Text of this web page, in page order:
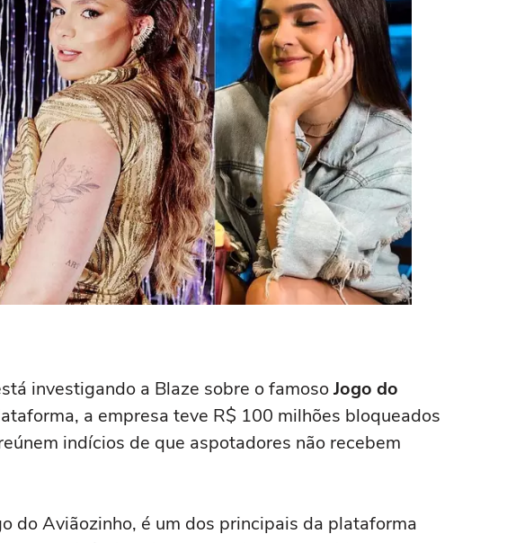
investigando a Blaze sobre o famosoJogo do
a empresa teve R$ 100 milhões bloqueados
indícios de que aspotadores não recebem
do Aviãozinho, é um dos principais da plataforma